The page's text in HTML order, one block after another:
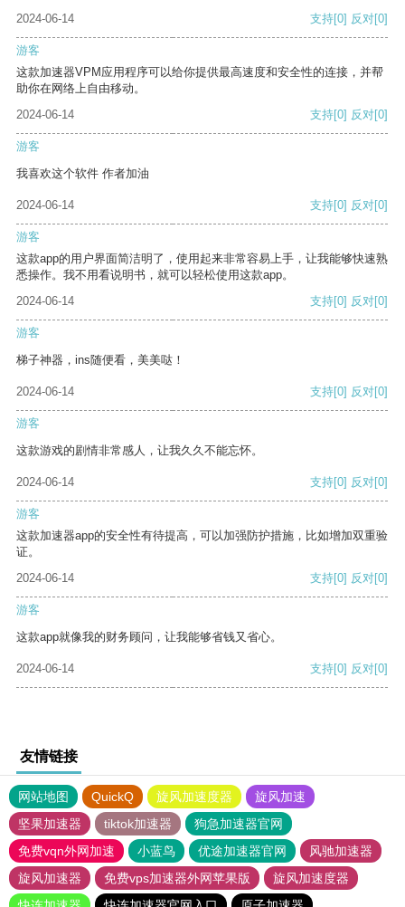
2024-06-14
支持[0] 反对[0]
游客
这款加速器VPM应用程序可以给你提供最高速度和安全性的连接，并帮
助你在网络上自由移动。
2024-06-14
支持[0] 反对[0]
游客
我喜欢这个软件 作者加油
2024-06-14 支持[0] 反对[0]
游客
这款app的用户界面简洁明了，使用起来非常容易上手，让我能够快速熟
悉操作。我不用看说明书，就可以轻松使用这款app。
2024-06-14
支持[0] 反对[0]
游客
梯子神器，ins随便看，美美哒！
2024-06-14 支持[0] 反对[0]
游客
这款游戏的剧情非常感人，让我久久不能忘怀。
2024-06-14 支持[0] 反对[0]
游客
这款加速器app的安全性有待提高，可以加强防护措施，比如增加双重验
证。
2024-06-14
支持[0] 反对[0]
游客
这款app就像我的财务顾问，让我能够省钱又省心。
2024-06-14 支持[0] 反对[0]
友情链接
网站地图 QuickQ 旋风加速度器
旋风加速
坚果加速器
tiktok加速器
狗急加速器官网
免费vqn外网加速
小蓝鸟 优途加速器官网
风驰加速器
旋风加速器
免费vps加速器外网苹果版
旋风加速度器